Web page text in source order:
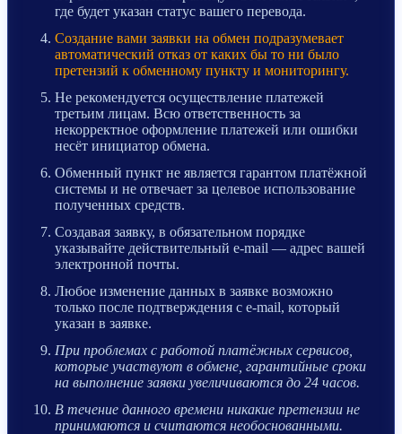
где будет указан статус вашего перевода.
Создание вами заявки на обмен подразумевает
автоматический отказ от каких бы то ни было
претензий к обменному пункту и мониторингу.
Не рекомендуется осуществление платежей
третьим лицам. Всю ответственность за
некорректное оформление платежей или ошибки
несёт инициатор обмена.
Обменный пункт не является гарантом платёжной
системы и не отвечает за целевое использование
полученных средств.
Создавая заявку, в обязательном порядке
указывайте действительный e-mail — адрес вашей
электронной почты.
Любое изменение данных в заявке возможно
только после подтверждения с e-mail, который
указан в заявке.
При проблемах с работой платёжных сервисов,
которые участвуют в обмене, гарантийные сроки
на выполнение заявки увеличиваются до 24 часов.
В течение данного времени никакие претензии не
принимаются и считаются необоснованными.